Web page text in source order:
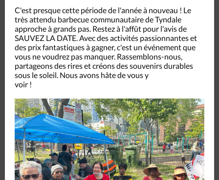
C'est presque cette période de l'année à nouveau ! Le
très attendu barbecue communautaire de Tyndale
approche à grands pas. Restez à l'affût pour l'avis de
SAUVEZ LA DATE. Avec des activités passionnantes et
des prix fantastiques à gagner, c'est un événement que
vous ne voudrez pas manquer. Rassemblons-nous,
partageons des rires et créons des souvenirs durables
sous le soleil. Nous avons hâte de vous y
voir !